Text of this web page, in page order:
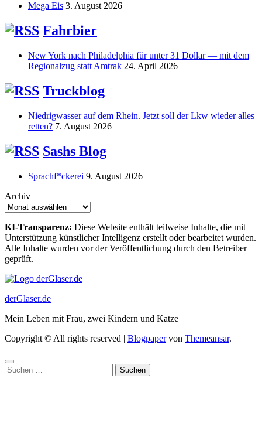
Mega Eis 3. August 2026
Fahrbier
New York nach Philadelphia für unter 31 Dollar — mit dem
Regionalzug statt Amtrak 24. April 2026
Truckblog
Niedrigwasser auf dem Rhein. Jetzt soll der Lkw wieder alles
retten? 7. August 2026
Sashs Blog
Sprachf*ckerei 9. August 2026
Archiv
KI-Transparenz: Diese Website enthält teilweise Inhalte, die mit
Unterstützung künstlicher Intelligenz erstellt oder bearbeitet wurden.
Alle Inhalte wurden vor der Veröffentlichung durch den Betreiber
geprüft.
derGlaser.de
Mein Leben mit Frau, zwei Kindern und Katze
Copyright © All rights reserved | Blogpapervon Themeansar.
Suchen
nach: